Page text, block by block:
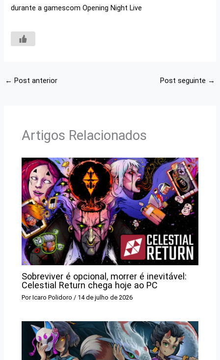
durante a gamescom Opening Night Live
← Post anterior Post seguinte →
Artigos Relacionados
Sobreviver é opcional, morrer é inevitável:
Celestial Return chega hoje ao PC
PorIcaro Polidoro / 14 de julho de 2026